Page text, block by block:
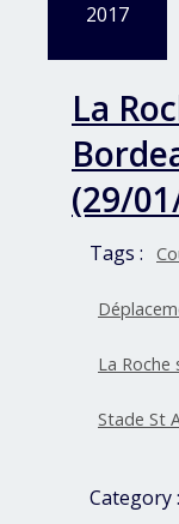
2017
La
(29/
Tags :
La Roche
Stade St
Category :